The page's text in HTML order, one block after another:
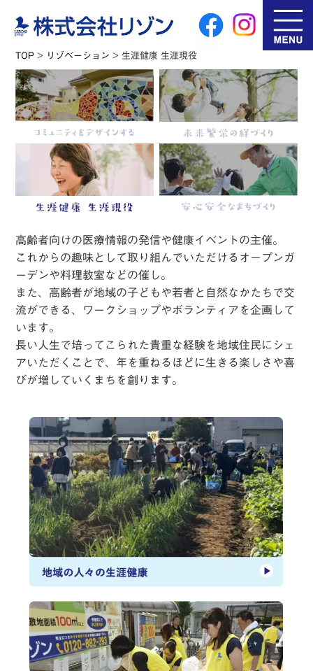
TOP > リゾベーション > 生涯健康 生涯現役
高齢者向けの医療情報の発信や健康イベントの主催。
これからの趣味として取り組んでいただけるオープンガ
ーデンや料理教室などの催し。
また、高齢者が地域の子どもや若者と自然なかたちで交
流ができる、 ワークショップやボランティアを企画して
います。
長い人生で培ってこられた貴重な経験を地域住民にシェ
アいただくことで、 年を重ねるほどに生きる楽しさや喜
びが増していくまちを創ります。